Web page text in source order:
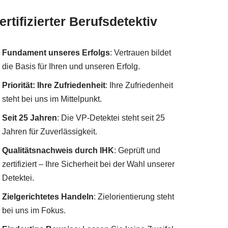
Berufsdetektiv
Fundament unseres Erfolgs: Vertrauen bildet
die Basis für Ihren und unseren Erfolg.
Priorität: Ihre Zufriedenheit: Ihre Zufriedenheit
steht bei uns im Mittelpunkt.
Seit 25 Jahren: Die VP-Detektei steht seit 25
Jahren für Zuverlässigkeit.
Qualitätsnachweis durch IHK: Geprüft und
zertifiziert – Ihre Sicherheit bei der Wahl unserer
Detektei.
Zielgerichtetes Handeln: Zielorientierung steht
bei uns im Fokus.